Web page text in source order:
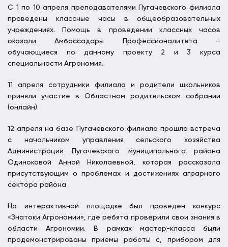
С 1 по 10 апреля преподавателями Пугачевского филиала
проведены классные часы в общеобразовательных
учреждениях. Помощь в проведении классных часов
оказали Амбассадоры Профессионалитета –
обучающиеся по данному проекту 2 и 3 курса
специальности Агрономия.
11 апреля сотрудники филиала и родители школьников
приняли участие в Областном родительском собрании
(онлайн).
12 апреля на базе Пугачевского филиала прошла встреча
с начальником управления сельского хозяйства
Администрации Пугачевского муниципального района
Одиноковой Анной Николаевной, которая рассказала
присутствующим о проблемах и достижениях аграрного
сектора района
На интерактивной площадке был проведен конкурс
«Знатоки Агрономии», где ребята проверили свои знания в
области Агрономии. В рамках мастер-класса были
продемонстрированы приемы работы с, прибором для